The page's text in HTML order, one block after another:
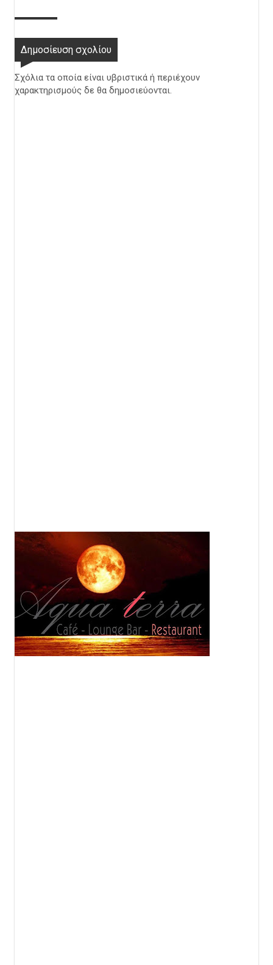
Δημοσίευση σχολίου
Σχόλια τα οποία είναι υβριστικά ή περιέχουν
χαρακτηρισμούς δε θα δημοσιεύονται.